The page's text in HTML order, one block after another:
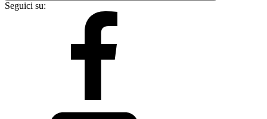
Seguici su: